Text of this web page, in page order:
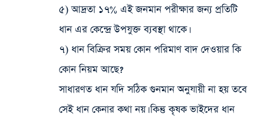
৫) আদ্রতা ১৭% এই জনমান পরীক্ষার জন্য প্রতিটি
ধান এর কেন্দ্রে উপযুক্ত ব্যবস্থা থাকে।
৭) ধান বিক্রির সময় কোন পরিমাণ বাদ দেওয়ার কি
কোন নিয়ম আছে?
সাধারণত ধান যদি সঠিক গুনমান অনুযায়ী না হয় তবে
সেই ধান কেনার কথা নয়। কিন্তু কৃষক ভাইদের ধান